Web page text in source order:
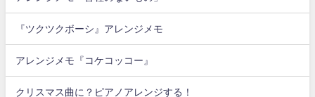
『ツクツクボーシ』アレンジメモ
アレンジメモ『コケコッコー』
クリスマス曲に？ピアノアレンジする！